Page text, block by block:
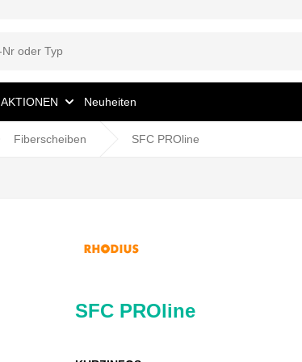
AKTIONEN Neuheiten
Fiberscheiben SFC PROline
SFC PROline